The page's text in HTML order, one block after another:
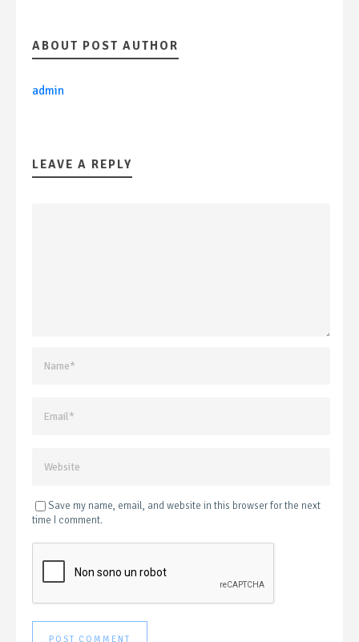
ABOUT POST AUTHOR
admin
LEAVE A REPLY
Save my name, email, and website in this browser for the next
time I comment.